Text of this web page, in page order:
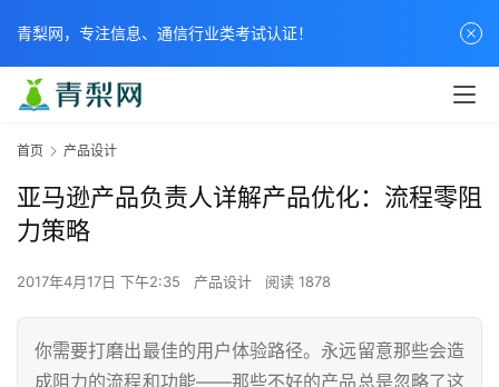
首页 产品设计
亚马逊产品负责人详解产品优化：流程零阻
力策略
2017年4月17日 下午2:35 产品设计 阅读 1878
你需要打磨出最佳的用户体验路径。永远留意那些会造
成阻力的流程和功能——那些不好的产品总是忽略了这
青梨网，专注信息、通信行业类考试认证！